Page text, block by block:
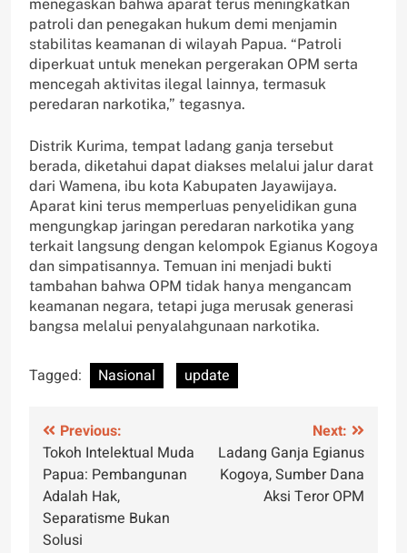
menegaskan bahwa aparat terus meningkatkan
patroli dan penegakan hukum demi menjamin
stabilitas keamanan di wilayah Papua. “Patroli
diperkuat untuk menekan pergerakan OPM serta
mencegah aktivitas ilegal lainnya, termasuk
peredaran narkotika,” tegasnya.
Distrik Kurima, tempat ladang ganja tersebut
berada, diketahui dapat diakses melalui jalur darat
dari Wamena, ibu kota Kabupaten Jayawijaya.
Aparat kini terus memperluas penyelidikan guna
mengungkap jaringan peredaran narkotika yang
terkait langsung dengan kelompok Egianus Kogoya
dan simpatisannya. Temuan ini menjadi bukti
tambahan bahwa OPM tidak hanya mengancam
keamanan negara, tetapi juga merusak generasi
bangsa melalui penyalahgunaan narkotika.
Tagged: Nasional update
Post
navigation
Previous:
Tokoh Intelektual Muda
Papua: Pembangunan
Adalah Hak,
Separatisme Bukan
Solusi
Next:
Ladang Ganja Egianus
Kogoya, Sumber Dana
Aksi Teror OPM